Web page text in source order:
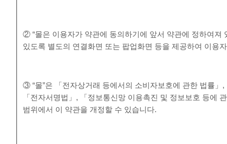
② “몰은 이용자가 약관에 동의하기에 앞서 약관에 정하여져
있도록 별도의 연결화면 또는 팝업화면 등을 제공하여 이용
③ “몰”은 「전자상거래 등에서의 소비자보호에 관한 법률
「전자서명법」, 「정보통신망 이용촉진 및 정보보호 등에
범위에서 이 약관을 개정할 수 있습니다.